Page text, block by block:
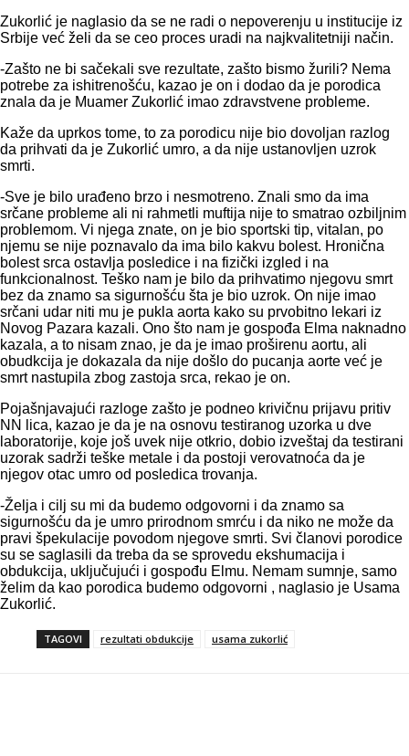
Zukorlić je naglasio da se ne radi o nepoverenju u institucije iz
Srbije već želi da se ceo proces uradi na najkvalitetniji način.
-Zašto ne bi sačekali sve rezultate, zašto bismo žurili? Nema
potrebe za ishitrenošću, kazao je on i dodao da je porodica
znala da je Muamer Zukorlić imao zdravstvene probleme.
Kaže da uprkos tome, to za porodicu nije bio dovoljan razlog
da prihvati da je Zukorlić umro, a da nije ustanovljen uzrok
smrti.
-Sve je bilo urađeno brzo i nesmotreno. Znali smo da ima
srčane probleme ali ni rahmetli muftija nije to smatrao ozbiljnim
problemom. Vi njega znate, on je bio sportski tip, vitalan, po
njemu se nije poznavalo da ima bilo kakvu bolest. Hronična
bolest srca ostavlja posledice i na fizički izgled i na
funkcionalnost. Teško nam je bilo da prihvatimo njegovu smrt
bez da znamo sa sigurnošću šta je bio uzrok. On nije imao
srčani udar niti mu je pukla aorta kako su prvobitno lekari iz
Novog Pazara kazali. Ono što nam je gospođa Elma naknadno
kazala, a to nisam znao, je da je imao proširenu aortu, ali
obudkcija je dokazala da nije došlo do pucanja aorte već je
smrt nastupila zbog zastoja srca, rekao je on.
Pojašnjavajući razloge zašto je podneo krivičnu prijavu pritiv
NN lica, kazao je da je na osnovu testiranog uzorka u dve
laboratorije, koje još uvek nije otkrio, dobio izveštaj da testirani
uzorak sadrži teške metale i da postoji verovatnoća da je
njegov otac umro od posledica trovanja.
-Želja i cilj su mi da budemo odgovorni i da znamo sa
sigurnošću da je umro prirodnom smrću i da niko ne može da
pravi špekulacije povodom njegove smrti. Svi članovi porodice
su se saglasili da treba da se sprovedu ekshumacija i
obdukcija, uključujući i gospođu Elmu. Nemam sumnje, samo
želim da kao porodica budemo odgovorni , naglasio je Usama
Zukorlić.
TAGOVI rezultati obdukcije usama zukorlić